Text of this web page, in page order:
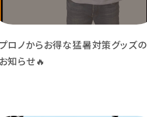
プロノからお得な猛暑対策グッズの
お知らせ🔥